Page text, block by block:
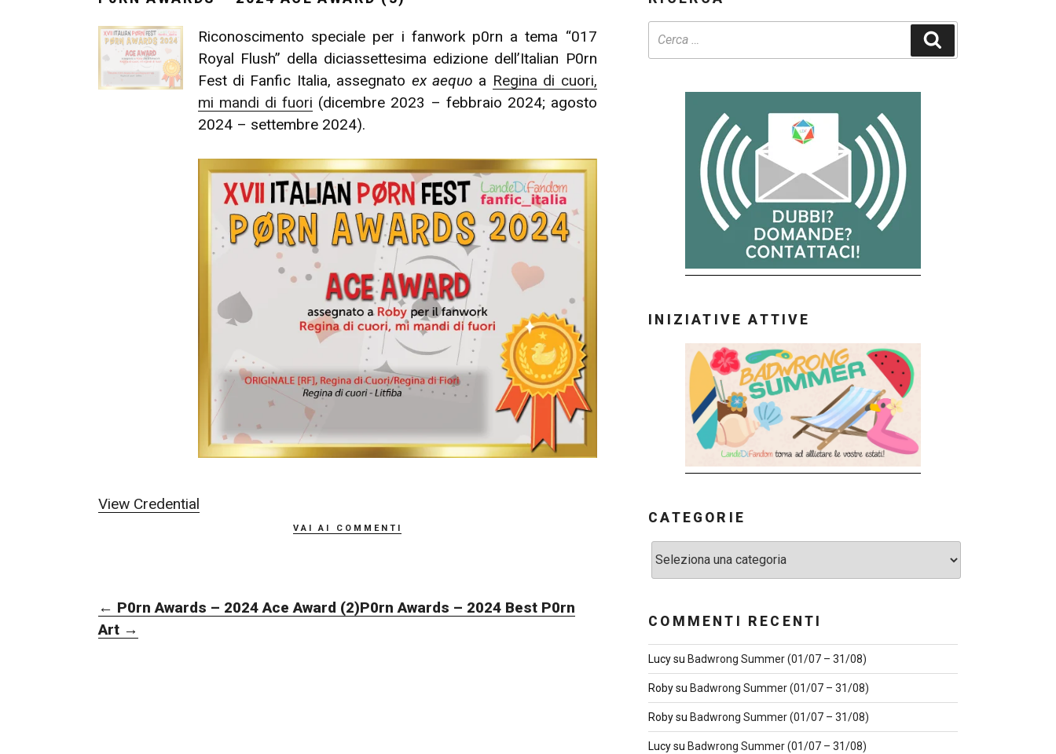
Riconoscimento speciale per i fanwork p0rn a tema “017
Royal Flush” della diciassettesima edizione dell’Italian P0rn
Fest di Fanfic Italia, assegnato ex aequo a Regina di cuori,
mi mandi di fuori (dicembre 2023 – febbraio 2024; agosto
2024 – settembre 2024).
View Credential
vai ai commenti
NAVIGAZIONE
ARTICOLI
← P0rn Awards – 2024 Ace Award (2)P0rn Awards – 2024 Best P0rn
Art →
INIZIATIVE ATTIVE
CATEGORIE
COMMENTI RECENTI
Lucysu Badwrong Summer (01/07 – 31/08)
Robysu Badwrong Summer (01/07 – 31/08)
Robysu Badwrong Summer (01/07 – 31/08)
Lucysu Badwrong Summer (01/07 – 31/08)